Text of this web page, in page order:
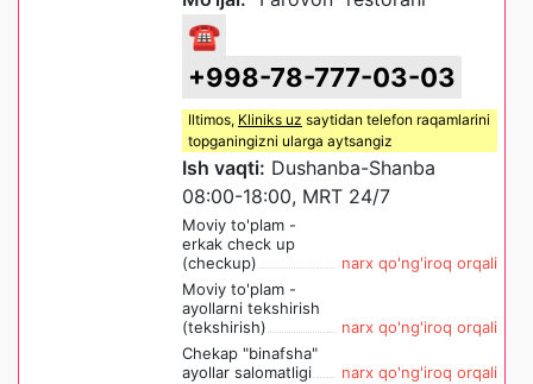
☎
+998-78-777-03-03
Iltimos, Kliniks uz saytidan telefon raqamlarini
topganingizni ularga aytsangiz
Ish vaqti: Dushanba-Shanba
08:00-18:00, MRT 24/7
Moviy to'plam -
erkak check up
(checkup)
narx qo'ng'iroq orqali
Moviy to'plam -
ayollarni tekshirish
(tekshirish)
narx qo'ng'iroq orqali
Chekap "binafsha"
ayollar salomatligi
narx qo'ng'iroq orqali